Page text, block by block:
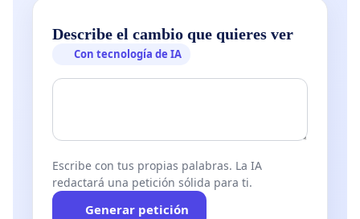
Los firmantes.
Si está de acuerdo, por favor firme el documento en el
cuadro inferior, indicando sunombre, e-mail y RUT
(opcional).
Describe el cambio que quieres ver
Con tecnología de IA
Escribe con tus propias palabras. La IA
redactará una petición sólida para ti.
Generar petición